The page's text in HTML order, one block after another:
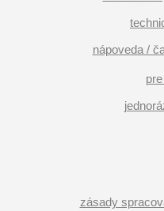
nápoveda /
zásady